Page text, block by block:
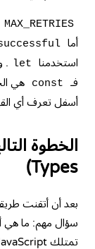
MAX_RETRIES
أما
استخدمنا
let
.
فـ
const
هي
أسفل تعرف أي
Types)
سؤال مهم: ما هي